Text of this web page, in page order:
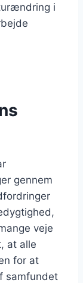
i
gennem
veje
at alle
for at
samfundet